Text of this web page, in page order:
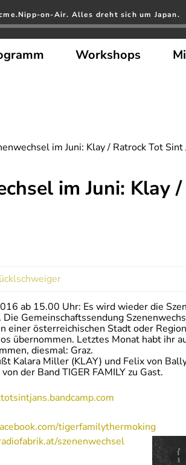
on-Air. Alles dreht sich um Japan.
Workshops
im Juni: Klay / Ratrock Tot Sint
im Juni: Klay
ab 15.00 Uhr: Es wird wieder die
Die Gemeinschaftssendung
einer österreichischen Stadt oder
übernommen. Letztes Monat habt ihr
diesmal: Graz.
Kalara Miller (KLAY) und Felix von
der Band TIGER FAMILY zu Gast.
tigerfamilythermoking
szenenwechsel